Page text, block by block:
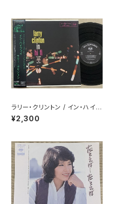
ラリー・クリントン / イン・ハイフ
ァイ
¥2,300